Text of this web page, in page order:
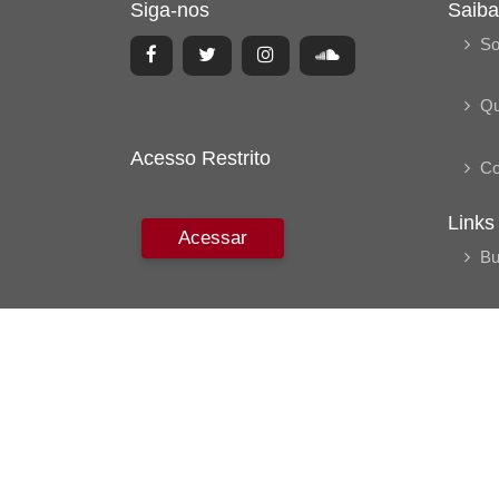
Siga-nos
Acesso Restrito
Acessar